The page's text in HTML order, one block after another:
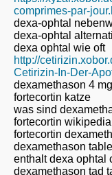
comprimes-par-
dexa-ophtal
dexa-ophtal
dexa ophtal wie oft
http://
Cetirizin-In-Der-
dexamethason 4
fortecortin katze
was sind
fortecortin wikipedia
fortecortin
dexamethason
enthalt dexa ophtal
dexamethason tad